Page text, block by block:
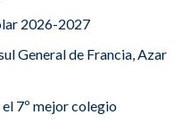
2026-2027
General de Francia, Azar
7º mejor colegio